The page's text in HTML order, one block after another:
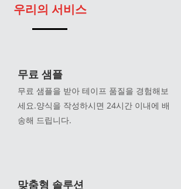
우리의 서비스
무료 샘플
무료 샘플을 받아 테이프 품질을 경험해보
세요.양식을 작성하시면 24시간 이내에 배
송해 드립니다.
맞춤형 솔루션